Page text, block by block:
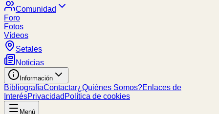
Comunidad
Foro
Fotos
Vídeos
Setales
Noticias
Información
BibliografíaContactar¿Quiénes Somos?Enlaces de
InterésPrivacidad Política de cookies
Menú